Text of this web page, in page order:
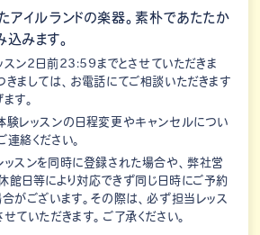
アイルランドの楽器。素朴であたたか
みます。
スン2日前23:59までとさせていただきま
きましては、お電話にてご相談いただきます
す。
験レッスンの日程変更やキャンセルについ
絡ください。
ッスンを同時に登録された場合や、弊社営
館日等により対応できず同じ日時にご予約
がございます。その際は、必ず担当レッス
ていただきます。ご了承ください。